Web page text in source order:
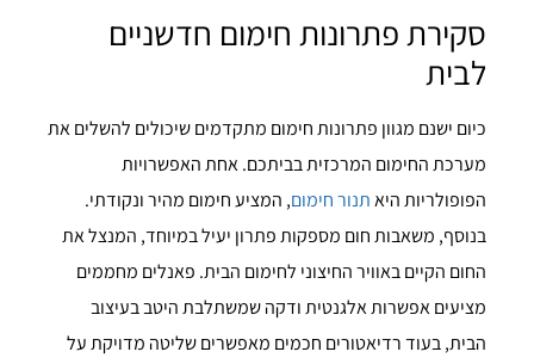
סקירת פתרונות חימום חדשניים
לבית
כיום ישנם מגוון פתרונות חימום מתקדמים שיכולים להשלים את
מערכת החימום המרכזית בביתכם. אחת האפשרויות
הפופולריות היאתנור חימום, המציע חימום מהיר ונקודתי.
בנוסף, משאבות חום מספקות פתרון יעיל במיוחד, המנצל את
החום הקיים באוויר החיצוני לחימום הבית. פאנלים מחממים
מציעים אפשרות אלגנטית ודקה שמשתלבת היטב בעיצוב
הבית, בעוד רדיאטורים חכמים מאפשרים שליטה מדויקת על